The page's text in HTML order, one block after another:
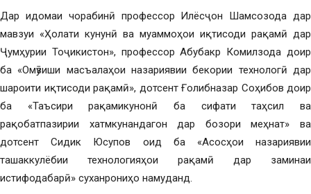
Дар идомаи чорабинӣ профессор Илёсҷон Шамсозода дар
мавзуи «Ҳолати кунунӣ ва муаммоҳои иқтисоди рақамӣ дар
Ҷумҳурии Тоҷикистон», профессор Абубакр Комилзода доир
ба «Омӯзиши масъалаҳои назариявии бекории технологӣ дар
шароити иқтисоди рақамӣ», дотсент Ғолибназар Соҳибов доир
ба «Таъсири рақамикунонӣ ба сифати таҳсил ва
рақобатпазирии хатмкунандагон дар бозори меҳнат» ва
дотсент Сидик Юсупов оид ба «Асосҳои назариявии
ташаккулёбии технологияҳои рақамӣ дар заминаи
истифодабарӣ» суханрониҳо намуданд.